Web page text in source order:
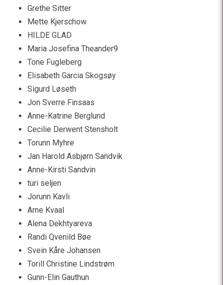
Grethe Sitter
Mette Kjerschow
HILDE GLAD
Maria Josefina Theander9
Tone Fugleberg
Elisabeth Garcia Skogsøy
Sigurd Løseth
Jon Sverre Finsaas
Anne-Katrine Berglund
Cecilie Derwent Stensholt
Torunn Myhre
Jan Harold Asbjørn Sandvik
Anne-Kirsti Sandvin
turi seljen
Jorunn Kavli
Arne Kvaal
Alena Dekhtyareva
Randi Qvenild Bøe
Svein Kåre Johansen
Torill Christine Lindstrøm
Gunn-Elin Gauthun